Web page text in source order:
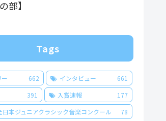
部】
Tags
662 インタビュー
661
391 入賞速報
177
日本ジュニアクラシック音楽コンクール
78